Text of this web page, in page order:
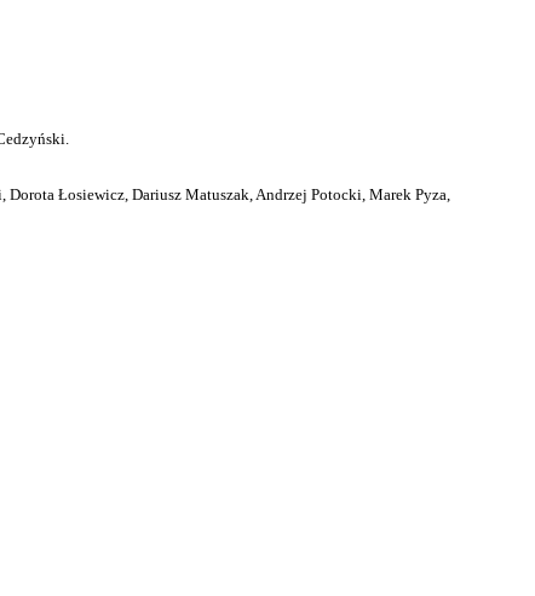
Łosiewicz, Dariusz Matuszak, Andrzej Potocki, Marek Pyza,